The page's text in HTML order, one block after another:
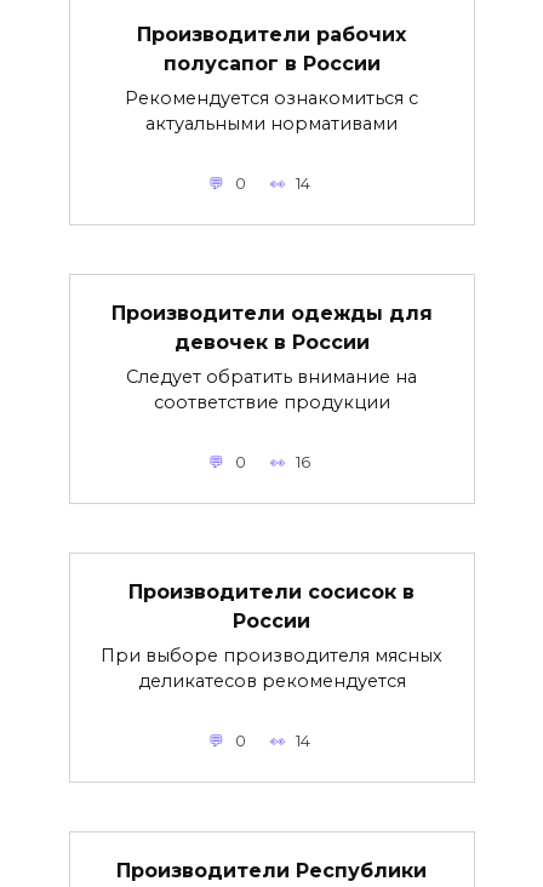
Производители рабочих
полусапог в России
Рекомендуется ознакомиться с
актуальными нормативами
0 14
Производители одежды для
девочек в России
Следует обратить внимание на
соответствие продукции
0 16
Производители сосисок в
России
При выборе производителя мясных
деликатесов рекомендуется
0 14
Производители Республики